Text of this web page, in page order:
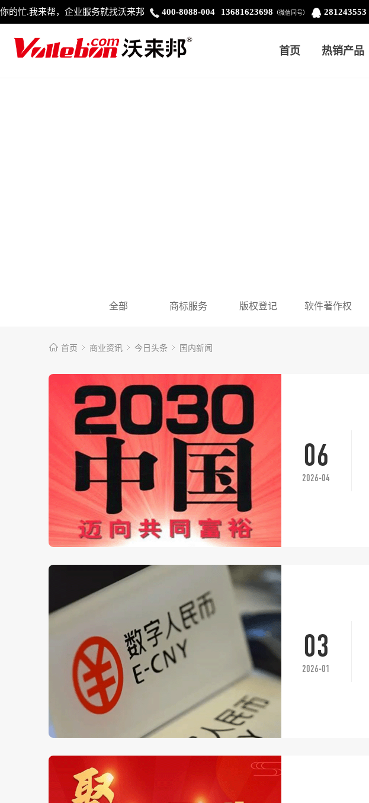
你的忙.我来帮，企业服务就找沃来邦 400-8088-004 13681623698 （微信同号） 281243553
首页 热销产品
全部 商标服务 版权登记 软件著作权
首页 商业资讯 今日头条 国内新闻
06
2026-04
03
2026-01